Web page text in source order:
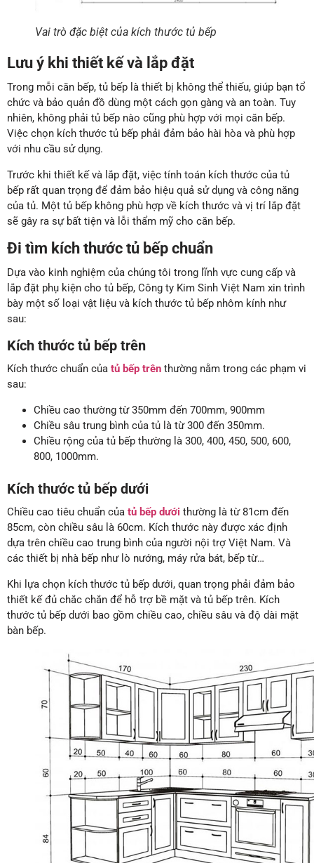
Vai trò đặc biệt của kích thước tủ bếp
Lưu ý khi thiết kế và lắp đặt
Trong mỗi căn bếp, tủ bếp là thiết bị không thể thiếu, giúp bạn tổ
chức và bảo quản đồ dùng một cách gọn gàng và an toàn. Tuy
nhiên, không phải tủ bếp nào cũng phù hợp với mọi căn bếp.
Việc chọn kích thước tủ bếp phải đảm bảo hài hòa và phù hợp
với nhu cầu sử dụng.
Trước khi thiết kế và lắp đặt, việc tính toán kích thước của tủ
bếp rất quan trọng để đảm bảo hiệu quả sử dụng và công năng
của tủ. Một tủ bếp không phù hợp về kích thước và vị trí lắp đặt
sẽ gây ra sự bất tiện và lỗi thẩm mỹ cho căn bếp.
Đi tìm kích thước tủ bếp chuẩn
Dựa vào kinh nghiệm của chúng tôi trong lĩnh vực cung cấp và
lắp đặt phụ kiện cho tủ bếp, Công ty Kim Sinh Việt Nam xin trình
bày một số loại vật liệu và kích thước tủ bếp nhôm kính như
sau:
Kích thước tủ bếp trên
Kích thước chuẩn của tủ bếp trên thường nằm trong các phạm vi
sau:
Chiều cao thường từ 350mm đến 700mm, 900mm
Chiều sâu trung bình của tủ là từ 300 đến 350mm.
Chiều rộng của tủ bếp thường là 300, 400, 450, 500, 600,
800, 1000mm.
Kích thước tủ bếp dưới
Chiều cao tiêu chuẩn của tủ bếp dưới thường là từ 81cm đến
85cm, còn chiều sâu là 60cm. Kích thước này được xác định
dựa trên chiều cao trung bình của người nội trợ Việt Nam. Và
các thiết bị nhà bếp như lò nướng, máy rửa bát, bếp từ…
Khi lựa chọn kích thước tủ bếp dưới, quan trọng phải đảm bảo
thiết kế đủ chắc chắn để hỗ trợ bề mặt và tủ bếp trên. Kích
thước tủ bếp dưới bao gồm chiều cao, chiều sâu và độ dài mặt
bàn bếp.